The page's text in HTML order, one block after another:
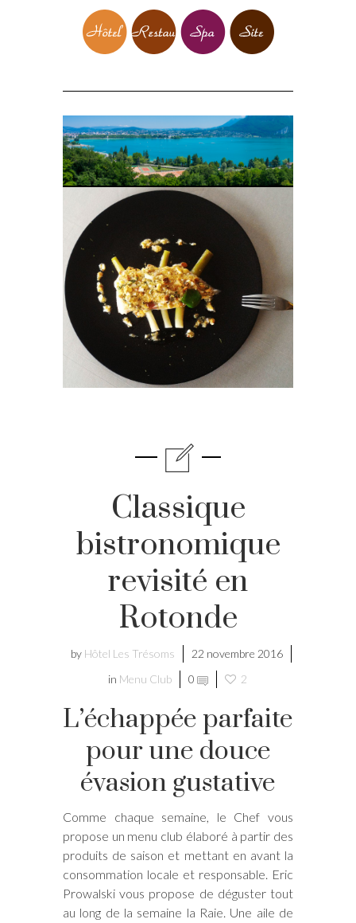
Classique
bistronomique
revisité en
Rotonde
by Hôtel Les Trésoms
22 novembre 2016
in Menu Club 0 2
L’échappée parfaite
pour une douce
évasion gustative
Comme chaque semaine, le Chef vous
propose un menu club élaboré à partir des
produits de saison et mettant en avant la
consommation locale et responsable. Eric
Prowalski vous propose de déguster tout
au long de la semaine la Raie. Une aile de